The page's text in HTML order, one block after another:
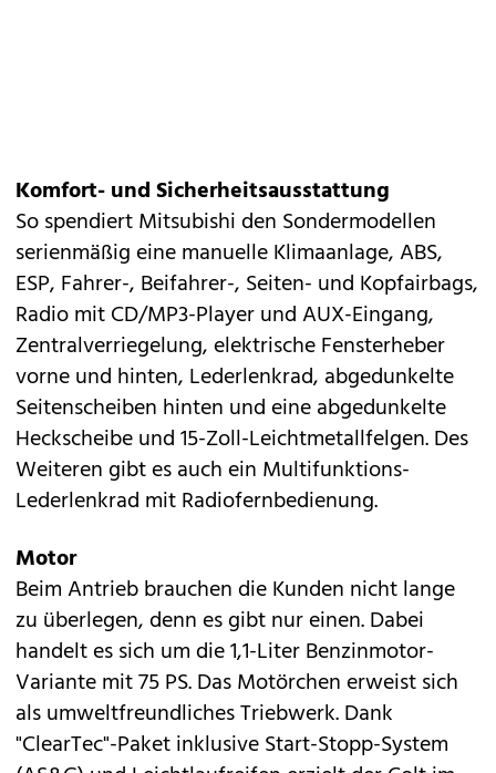
Komfort- und Sicherheitsausstattung
So spendiertMitsubishiden Sondermodellen
serienmäßig eine manuelle Klimaanlage, ABS,
ESP, Fahrer-, Beifahrer-, Seiten- und Kopfairbags,
Radio mit CD/MP3-Player und AUX-Eingang,
Zentralverriegelung, elektrische Fensterheber
vorne und hinten, Lederlenkrad, abgedunkelte
Seitenscheiben hinten und eine abgedunkelte
Heckscheibe und 15-Zoll-Leichtmetallfelgen. Des
Weiteren gibt es auch ein Multifunktions-
Lederlenkrad mit Radiofernbedienung.
Motor
Beim Antrieb brauchen die Kunden nicht lange
zu überlegen, denn es gibt nur einen. Dabei
handelt es sich um die 1,1-Liter Benzinmotor-
Variante mit 75 PS. Das Motörchen erweist sich
als umweltfreundliches Triebwerk. Dank
"ClearTec"-Paket inklusive Start-Stopp-System